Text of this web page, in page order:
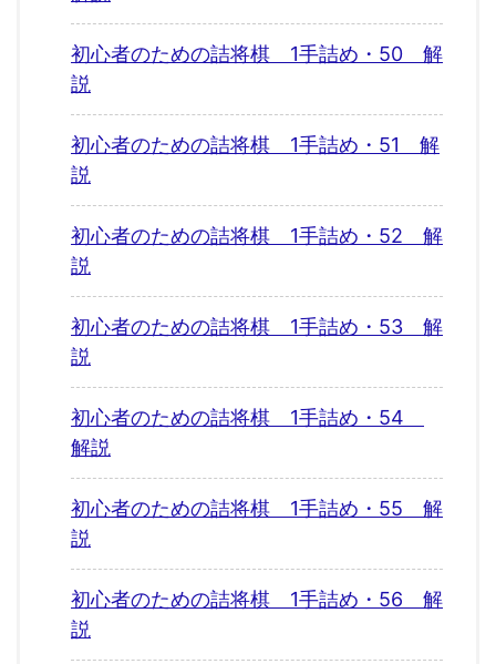
初心者のための詰将棋 1手詰め・50 解
説
初心者のための詰将棋 1手詰め・51 解
説
初心者のための詰将棋 1手詰め・52 解
説
初心者のための詰将棋 1手詰め・53 解
説
初心者のための詰将棋 1手詰め・54
解説
初心者のための詰将棋 1手詰め・55 解
説
初心者のための詰将棋 1手詰め・56 解
説